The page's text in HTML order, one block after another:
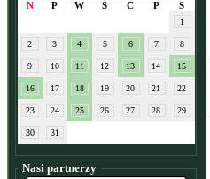
N
P W Ś C P S
1
2 3 4 5 6 7 8
9 10 11 12 13 14 15
16 17 18 19 20 21 22
23 24 25 26 27 28 29
30 31
Nasi partnerzy